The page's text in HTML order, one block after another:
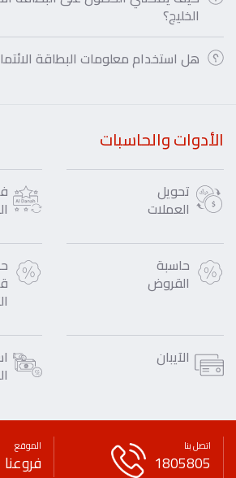
الخليج؟
هل استخدام معلومات البطاقة
الأدوات والحاسبات
تحويل
العملات
حاسبة
القروض
الآيبان
اتصل بنا
1805805
الموقع
فروعنا